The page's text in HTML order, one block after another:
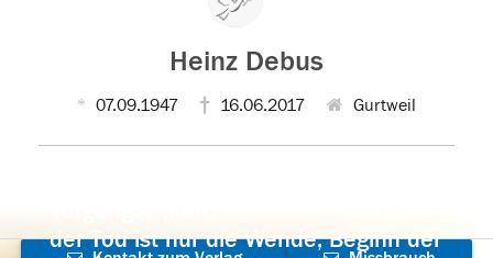
Heinz Debus
07.09.1947 16.06.2017 Gurtweil
der Tod ist nur die Wende, Beginn der